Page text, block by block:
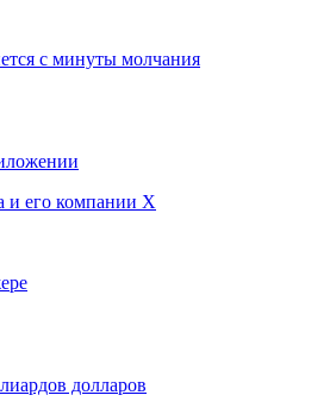
с минуты молчания
и его компании X
долларов